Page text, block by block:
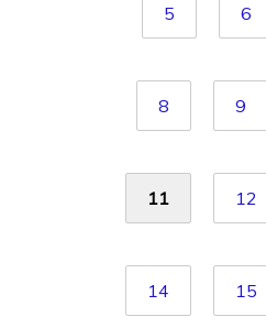
5 6
8 9
11 12
14 15